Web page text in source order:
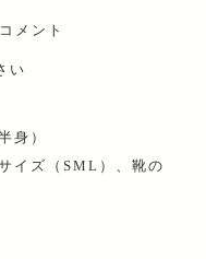
メント
い
身）
イズ（SML）、靴の